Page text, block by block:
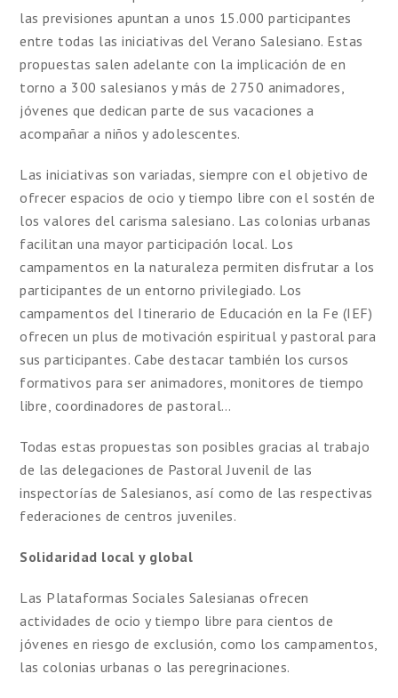
las previsiones apuntan a unos 15.000 participantes
entre todas las iniciativas del Verano Salesiano. Estas
propuestas salen adelante con la implicación de en
torno a 300 salesianos y más de 2750 animadores,
jóvenes que dedican parte de sus vacaciones a
acompañar a niños y adolescentes.
Las iniciativas son variadas, siempre con el objetivo de
ofrecer espacios de ocio y tiempo libre con el sostén de
los valores del carisma salesiano. Las colonias urbanas
facilitan una mayor participación local. Los
campamentos en la naturaleza permiten disfrutar a los
participantes de un entorno privilegiado. Los
campamentos del Itinerario de Educación en la Fe (IEF)
ofrecen un plus de motivación espiritual y pastoral para
sus participantes. Cabe destacar también los cursos
formativos para ser animadores, monitores de tiempo
libre, coordinadores de pastoral…
Todas estas propuestas son posibles gracias al trabajo
de las delegaciones de Pastoral Juvenil de las
inspectorías de Salesianos, así como de las respectivas
federaciones de centros juveniles.
Solidaridad local y global
Las Plataformas Sociales Salesianas ofrecen
actividades de ocio y tiempo libre para cientos de
jóvenes en riesgo de exclusión, como los campamentos,
las colonias urbanas o las peregrinaciones.